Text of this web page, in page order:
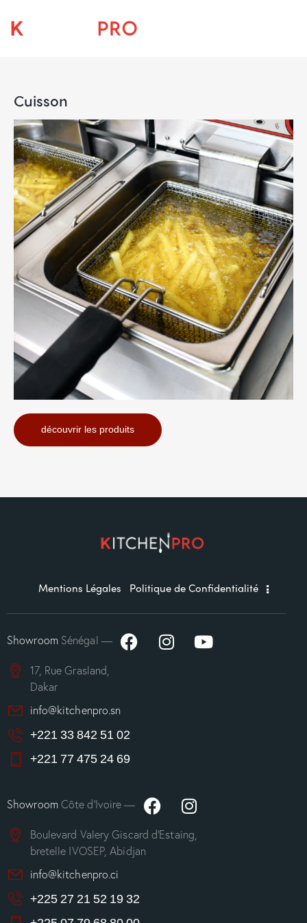
Cuisson
découvrir les produits
Mentions Légales Politique de Confidentialité
ShowroomSénégal —
17, Rue Grasland,
Dakar
info@kitchenpro.sn
+221 33 842 51 02
+221 77 475 24 69
ShowroomCôte d’Ivoire —
Boulevard Valery Giscard d’Estaing,
bretelle IVOSEP, Abidjan
info@kitchenpro.ci
+225 27 21 52 19 32